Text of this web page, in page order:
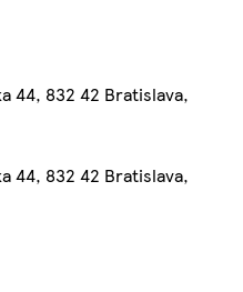
44, 832 42 Bratislava,
44, 832 42 Bratislava,